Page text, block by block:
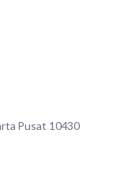
Pusat 10430